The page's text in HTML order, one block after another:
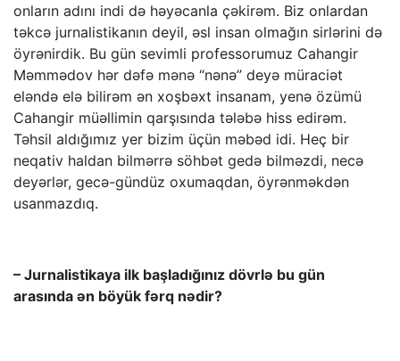
onların adını indi də həyəcanla çəkirəm. Biz onlardan
təkcə jurnalistikanın deyil, əsl insan olmağın sirlərini də
öyrənirdik. Bu gün sevimli professorumuz Cahangir
Məmmədov hər dəfə mənə “nənə” deyə müraciət
eləndə elə bilirəm ən xoşbəxt insanam, yenə özümü
Cahangir müəllimin qarşısında tələbə hiss edirəm.
Təhsil aldığımız yer bizim üçün məbəd idi. Heç bir
neqativ haldan bilmərrə söhbət gedə bilməzdi, necə
deyərlər, gecə-gündüz oxumaqdan, öyrənməkdən
usanmazdıq.
– Jurnalistikaya ilk başladığınız dövrlə bu gün
arasında ən böyük fərq nədir?